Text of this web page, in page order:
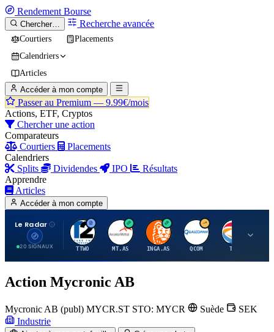
Rendement Bourse
Chercher… Recherche avancée
Courtiers
Placements
Calendriers
Articles
Accéder à mon compte
Passer au Premium — 9.99€/mois
Actions, ETF, Cryptos
Chercher une action
Comparateurs
Courtiers
Placements
Calendriers
Splits
Dividendes IPO
Résultats
Apprendre
Articles
Accéder à mon compte
Le Radar
20 SIGNAUX
T
TTWO
A
MT.AS
I
INGA.AS
Q
QCOM
T
TTE
Action Mycronic AB
Mycronic AB (publ) MYCR.ST STO: MYCR Suède
SEK
Industrie